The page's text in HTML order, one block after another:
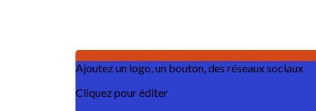
Ajoutez un logo, un bouton, des réseaux sociaux
Cliquez pour éditer